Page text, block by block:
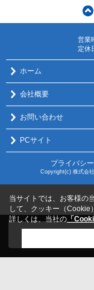
営業
定休
ホーム
会社概要
お問い合わせ
PCサイト
プライバシ
Copyright(c) 株式会
こちらの物
当サイトでは、お客様の
して、クッキー（Cookie
詳しくは、当社の 「